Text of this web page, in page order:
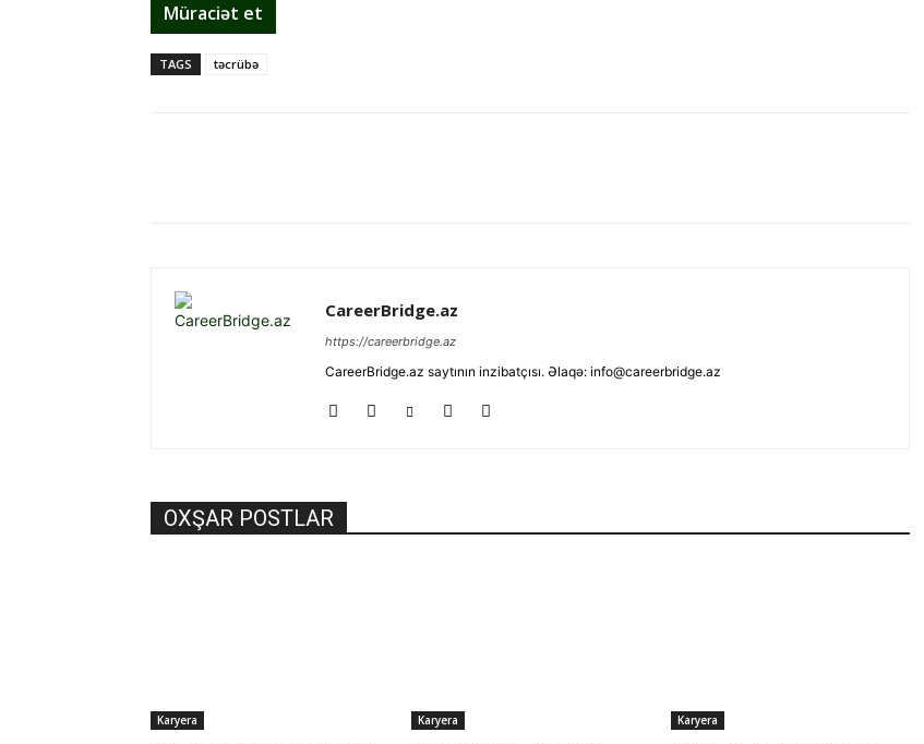
Müraciət et
TAGS təcrübə
CareerBridge.az
https://careerbridge.az
CareerBridge.az saytının inzibatçısı. Əlaqə: info@careerbridge.az
OXŞAR POSTLAR
Karyera Karyera Karyera